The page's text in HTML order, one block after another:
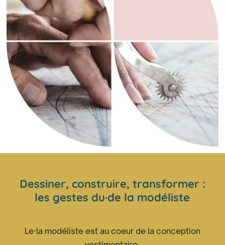
Dessiner, construire, transformer :
les gestes du·de la modéliste
Le·la modéliste est au cœur de la conception